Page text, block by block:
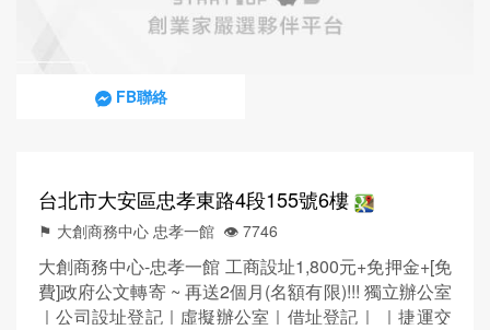
的辦公基地，我們都能...
FB聯絡
台北市大安區忠孝東路4段155號6樓
⚑ 大創商務中心 忠孝一館 👁️‍ 7746
大創商務中心-忠孝一館 工商設址1,800元+免押金+[免
費]政府公文轉寄 ~ 再送2個月(名額有限)!!! 獨立辦公室
｜公司設址登記｜虛擬辦公室｜借址登記｜ ｜捷運交